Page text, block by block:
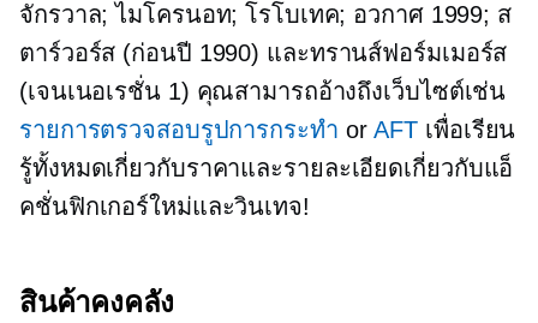
จักรวาล; ไมโครนอท; โรโบเทค; อวกาศ 1999; ส
ตาร์วอร์ส (ก่อนปี 1990) และทรานส์ฟอร์มเมอร์ส
(เจนเนอเรชั่น 1) คุณสามารถอ้างถึงเว็บไซต์เช่น
รายการตรวจสอบรูปการกระทำ orAFT เพื่อเรียน
รู้ทั้งหมดเกี่ยวกับราคาและรายละเอียดเกี่ยวกับแอ็
คชั่นฟิกเกอร์ใหม่และวินเทจ!
สินค้าคงคลัง